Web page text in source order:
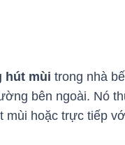
hút mùi trong nhà
bên ngoài. Nó
hoặc trực tiếp